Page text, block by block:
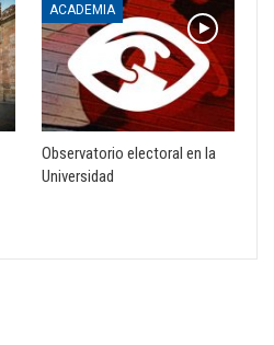
ACADEMIA
Observatorio electoral en la
Universidad